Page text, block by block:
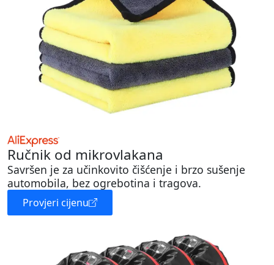
Ručnik od mikrovlakana
Savršen je za učinkovito čišćenje i brzo sušenje
automobila, bez ogrebotina i tragova.
Provjeri cijenu